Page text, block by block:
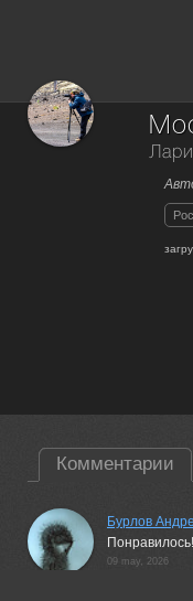
Комментарии
Бурлов
Понравилось!
09 may, 2026